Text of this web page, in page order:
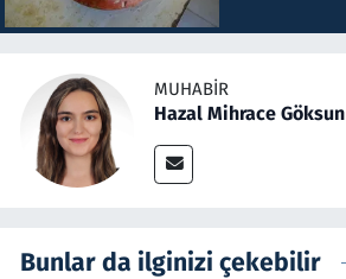
MUHABIR
Hazal Mihrace Göksun
Bunlar da ilginizi çekebilir